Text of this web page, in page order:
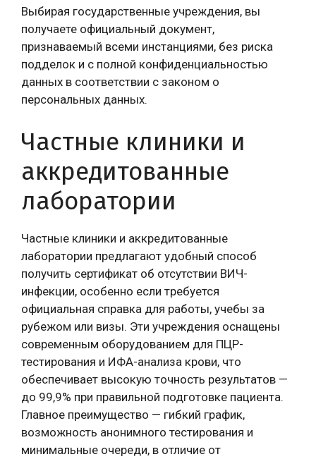
Выбирая государственные учреждения, вы
получаете официальный документ,
признаваемый всеми инстанциями, без риска
подделок и с полной конфиденциальностью
данных в соответствии с законом о
персональных данных.
Частные клиники и
аккредитованные
лаборатории
Частные клиники и аккредитованные
лаборатории предлагают удобный способ
получить сертификат об отсутствии ВИЧ-
инфекции, особенно если требуется
официальная справка для работы, учебы за
рубежом или визы. Эти учреждения оснащены
современным оборудованием для ПЦР-
тестирования и ИФА-анализа крови, что
обеспечивает высокую точность результатов —
до 99,9% при правильной подготовке пациента.
Главное преимущество — гибкий график,
возможность анонимного тестирования и
минимальные очереди, в отличие от